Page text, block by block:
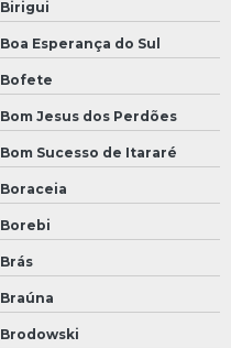
Birigui
Boa Esperança do Sul
Bofete
Bom Jesus dos Perdões
Bom Sucesso de Itararé
Boraceia
Borebi
Brás
Braúna
Brodowski